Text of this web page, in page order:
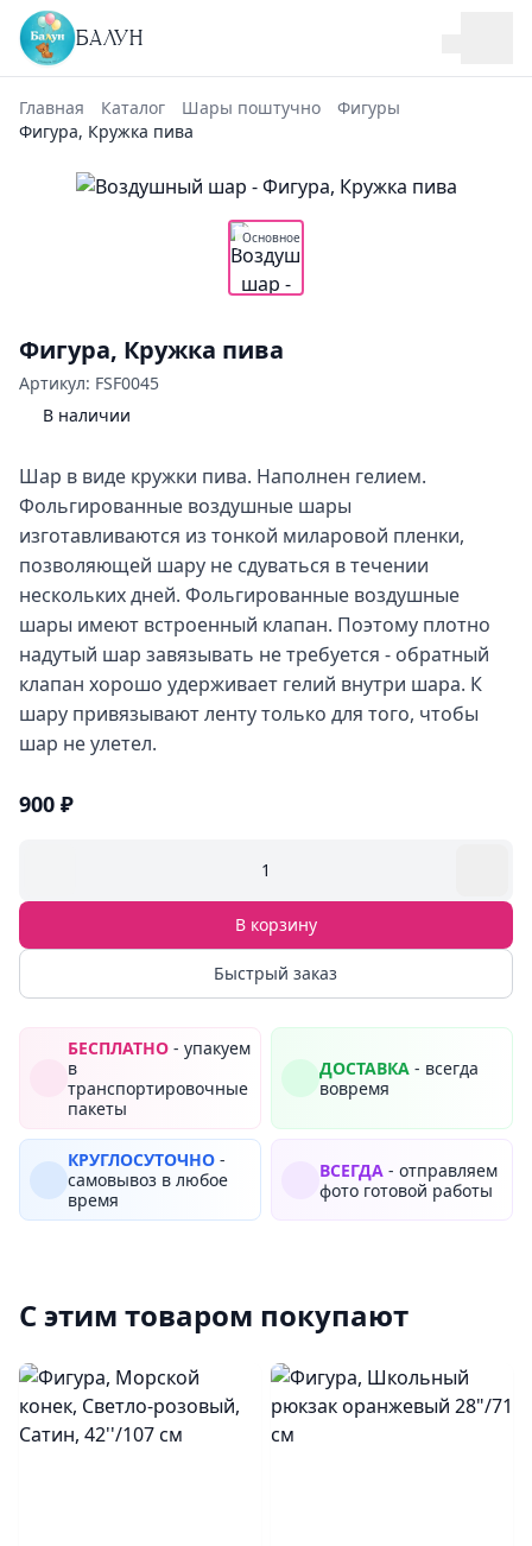
БАЛУН
Главная Каталог Шары поштучно
Фигуры
Фигура, Кружка пива
Основное
Фигура, Кружка пива
Артикул: FSF0045
В наличии
Шар в виде кружки пива. Наполнен гелием.
Фольгированные воздушные шары
изготавливаются из тонкой миларовой пленки,
позволяющей шару не сдуваться в течении
нескольких дней. Фольгированные воздушные
шары имеют встроенный клапан. Поэтому плотно
надутый шар завязывать не требуется - обратный
клапан хорошо удерживает гелий внутри шара. К
шару привязывают ленту только для того, чтобы
шар не улетел.
900 ₽
1
В корзину
Быстрый заказ
БЕСПЛАТНО - упакуем
в
транспортировочные
пакеты
ДОСТАВКА - всегда
вовремя
КРУГЛОСУТОЧНО -
самовывоз в любое
время
ВСЕГДА - отправляем
фото готовой работы
С этим товаром покупают